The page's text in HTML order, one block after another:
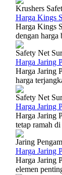
Krushers
Harga Kings
Harga Kings
dengan harga
Safety Net
Harga Jaring
Harga Jaring
harga
Safety Net
Harga Jaring
Harga Jaring
tetap ramah
Jaring
Harga Jaring
Harga Jaring
elemen